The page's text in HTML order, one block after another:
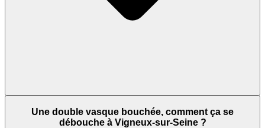
Une double vasque bouchée, comment ça se
débouche à Vigneux-sur-Seine ?